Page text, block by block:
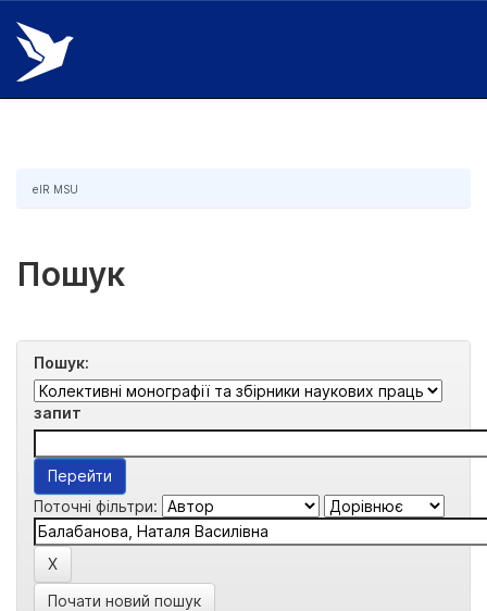
Skip
navigation
eIR MSU
Пошук
Пошук:
запит
Поточні фільтри:
Почати новий пошук